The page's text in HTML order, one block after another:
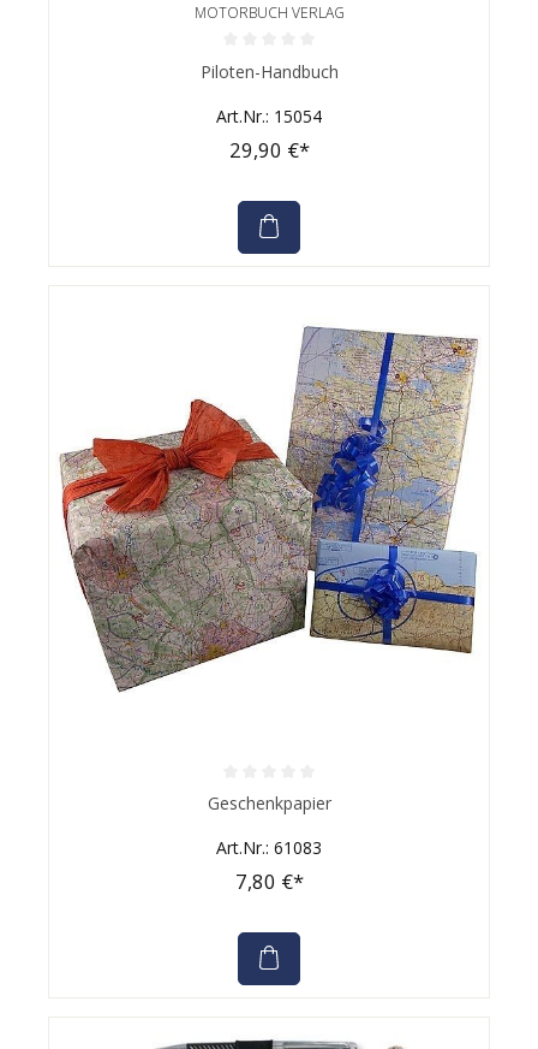
MOTORBUCH VERLAG
Durchschnittliche Bewertung von 0 von 5 Sternen
Piloten-Handbuch
Art.Nr.: 15054
29,90 €*
Durchschnittliche Bewertung von 0 von 5 Sternen
Geschenkpapier
Art.Nr.: 61083
7,80 €*